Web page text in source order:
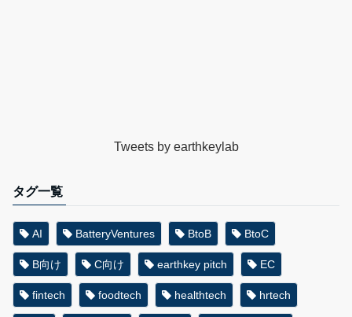
Tweets by earthkeylab
タグ一覧
AI BatteryVentures BtoB BtoC
B向け C向け earthkey pitch EC
fintech foodtech healthtech hrtech